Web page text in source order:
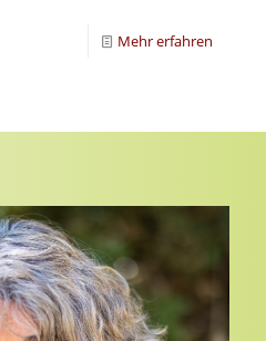
Mehr erfahren